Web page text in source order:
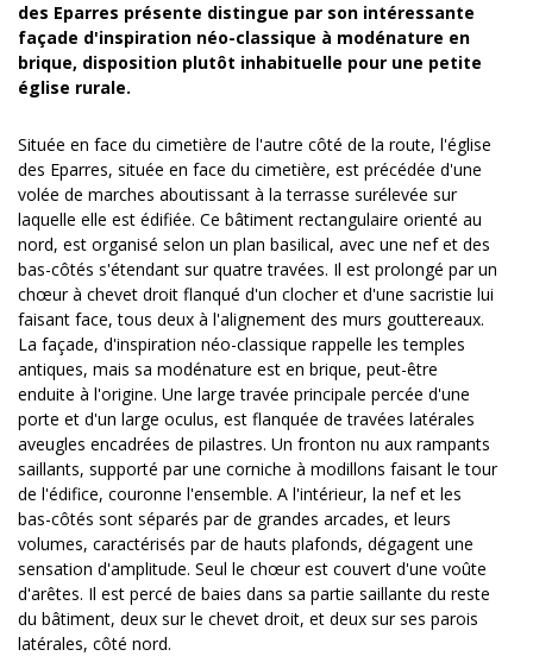
des Eparres présente distingue par son intéressante
façade d'inspiration néo-classique à modénature en
brique, disposition plutôt inhabituelle pour une petite
église rurale.
Située en face du cimetière de l'autre côté de la route, l'église
des Eparres, située en face du cimetière, est précédée d'une
volée de marches aboutissant à la terrasse surélevée sur
laquelle elle est édifiée. Ce bâtiment rectangulaire orienté au
nord, est organisé selon un plan basilical, avec une nef et des
bas-côtés s'étendant sur quatre travées. Il est prolongé par un
chœur à chevet droit flanqué d'un clocher et d'une sacristie lui
faisant face, tous deux à l'alignement des murs gouttereaux.
La façade, d'inspiration néo-classique rappelle les temples
antiques, mais sa modénature est en brique, peut-être
enduite à l'origine. Une large travée principale percée d'une
porte et d'un large oculus, est flanquée de travées latérales
aveugles encadrées de pilastres. Un fronton nu aux rampants
saillants, supporté par une corniche à modillons faisant le tour
de l'édifice, couronne l'ensemble. A l'intérieur, la nef et les
bas-côtés sont séparés par de grandes arcades, et leurs
volumes, caractérisés par de hauts plafonds, dégagent une
sensation d'amplitude. Seul le chœur est couvert d'une voûte
d'arêtes. Il est percé de baies dans sa partie saillante du reste
du bâtiment, deux sur le chevet droit, et deux sur ses parois
latérales, côté nord.